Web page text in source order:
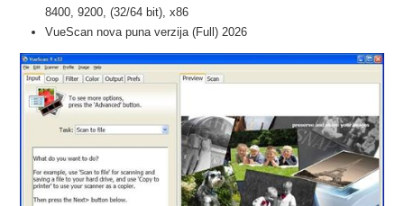
8400, 9200, (32/64 bit), x86
VueScan nova puna verzija (Full) 2026